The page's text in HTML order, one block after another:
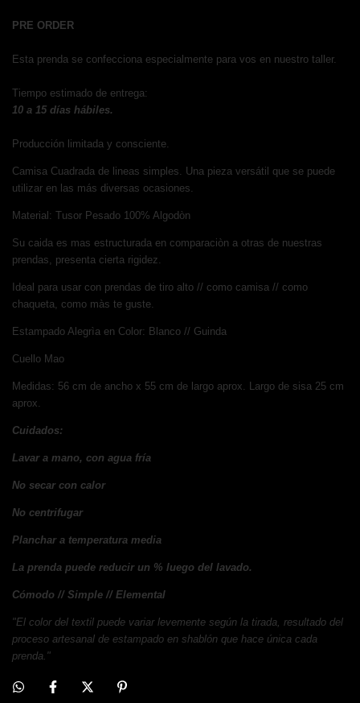
PRE ORDER
Esta prenda se confecciona especialmente para vos en nuestro taller.
Tiempo estimado de entrega:
10 a 15 días hábiles.
Producción limitada y consciente.
Camisa Cuadrada de lineas simples. Una pieza versátil que se puede
utilizar en las más diversas ocasiones.
Material: Tusor Pesado 100% Algodòn
Su caida es mas estructurada en comparaciòn a otras de nuestras
prendas, presenta cierta rigidez.
Ideal para usar con prendas de tiro alto // como camisa // como
chaqueta, como màs te guste.
Estampado Alegrìa en Color: Blanco // Guinda
Cuello Mao
Medidas: 56 cm de ancho x 55 cm de largo aprox. Largo de sisa 25 cm
aprox.
Cuidados:
Lavar a mano, con agua fría
No secar con calor
No centrifugar
Planchar a temperatura media
La prenda puede reducir un % luego del lavado.
Cómodo // Simple // Elemental
"El color del textil puede variar levemente según la tirada, resultado del
proceso artesanal de estampado en shablón que hace única cada
prenda."